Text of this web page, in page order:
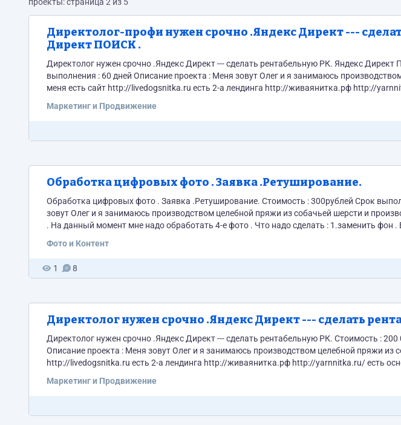
Директолог-профи нужен срочно .Яндекс Директ --- сделать рентабельную РК. Яндекс
Директ ПОИСК .
Директолог нужен срочно .Яндекс Директ --- сделать рентабельную РК. Яндекс Директ ПОИСК . Стоимость : 20
выполнения : 60 дней Описание проекта : Меня зовут Олег и я занимаюсь производством целебной пряжи из собачьей шерсти . У
меня есть сайт http://livedogsnitka.ru есть 2-а лендинга http://живаянитка.рф http://yarnnitka.ru/ есть основной интернет-магазин
Маркетинг и Продвижение
Обработка цифровых фото . Заявка .Ретуширование.
Обработка цифровых фото . Заявка .Ретуширование. Стоимость : 300рублей Срок выполнения : 3 дней Описание проекта : Меня
зовут Олег и я занимаюсь производством целебной пряжи из собачьей шерсти и
. На данный момент мне надо обработать 4-е фото . Что надо сделать : 1.заменить фон . Вместо домашний обстановки сделать
Фото и Контент
1 8
Директолог нужен срочно .Яндекс Директ --- сделать
Директолог нужен срочно .Яндекс Директ --- сделать рентабельную РК. Стоимость : 200 000рублей Срок выполнения : 365 дней
Описание проекта : Меня зовут Олег и я занимаюсь производством целебной пряжи из собачьей шерсти . У меня есть сайт
http://livedogsnitka.ru есть 2-а лендинга http://живаянитка.рф http://yarnnitka.ru/ есть основной интернет-магазин
показателях ROI больше...
Маркетинг и Продвижение